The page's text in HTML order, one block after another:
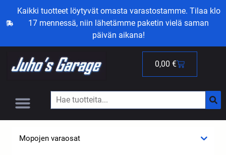
Kaikki tuotteet löytyvät omasta varastostamme. Tilaa klo
17 mennessä, niin lähetämme paketin vielä saman
päivän aikana!
0,00 €
Mopojen varaosat